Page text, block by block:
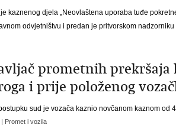
kaznenog djela „Neovlaštena uporaba tuđe
odvjetništvu i predan je pritvorskom nadzorniku
prometnih prekršaja
i prije položenog
sud je vozača kaznio novčanom kaznom od
Promet i vozila